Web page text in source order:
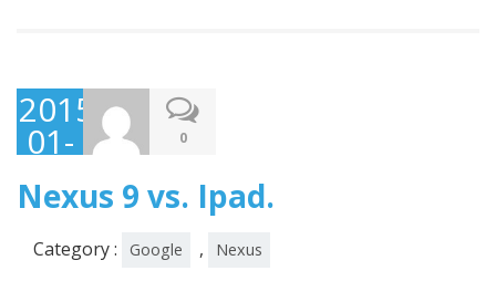
2015-
01-
19
0
Nexus 9 vs. Ipad.
Category : Google , Nexus